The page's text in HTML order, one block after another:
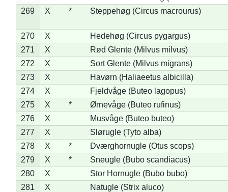
269
X * Steppehøg (Circus macrourus)
270 X
Hedehøg (Circus pygargus)
271
X
Rød Glente (Milvus milvus)
272
X
Sort Glente (Milvus migrans)
273
X
Havørn (Haliaeetus albicilla)
274
X
Fjeldvåge (Buteo lagopus)
275
X *
Ørnevåge (Buteo rufinus)
276
X
Musvåge (Buteo buteo)
277
X
Slørugle (Tyto alba)
278
X *
Dværghornugle (Otus scops)
279
X *
Sneugle (Bubo scandiacus)
280
X
Stor Hornugle (Bubo bubo)
281
X
Natugle (Strix aluco)